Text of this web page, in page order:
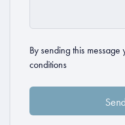
By sending this message
conditions